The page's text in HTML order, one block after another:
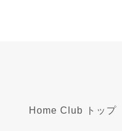
Home Club トップ